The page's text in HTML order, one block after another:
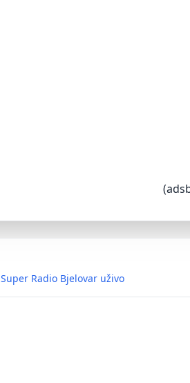
Super Radio Bjelovar uživo